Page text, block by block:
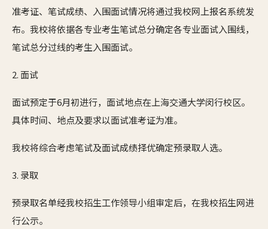
准考证、笔试成绩、入围面试情况将通过我校网上报名系统发
布。我校将依据各专业考生笔试总分确定各专业面试入围线，
笔试总分过线的考生入围面试。
2. 面试
面试预定于6月初进行，面试地点在上海交通大学闵行校区。
具体时间、地点及要求以面试准考证为准。
我校将综合考虑笔试及面试成绩择优确定预录取人选。
3. 录取
预录取名单经我校招生工作领导小组审定后，在我校招生网进
行公示。